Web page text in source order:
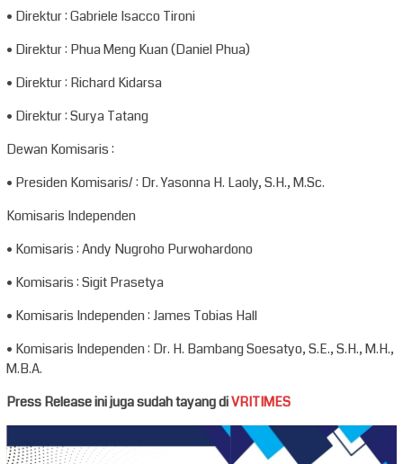
• Direktur : Gabriele Isacco Tironi
• Direktur : Phua Meng Kuan (Daniel Phua)
• Direktur : Richard Kidarsa
• Direktur : Surya Tatang
Dewan Komisaris :
• Presiden Komisaris/ : Dr. Yasonna H. Laoly, S.H., M.Sc.
Komisaris Independen
• Komisaris : Andy Nugroho Purwohardono
• Komisaris : Sigit Prasetya
• Komisaris Independen : James Tobias Hall
• Komisaris Independen : Dr. H. Bambang Soesatyo, S.E., S.H., M.H.,
M.B.A.
Press Release ini juga sudah tayang diVRITIMES